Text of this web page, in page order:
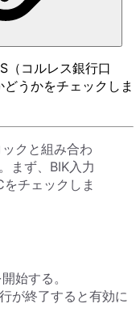
（コルレス銀行口
うかをチェックしま
クと組み合わ
まず、BIK入力
チェックしま
始する。
が終了すると有効に